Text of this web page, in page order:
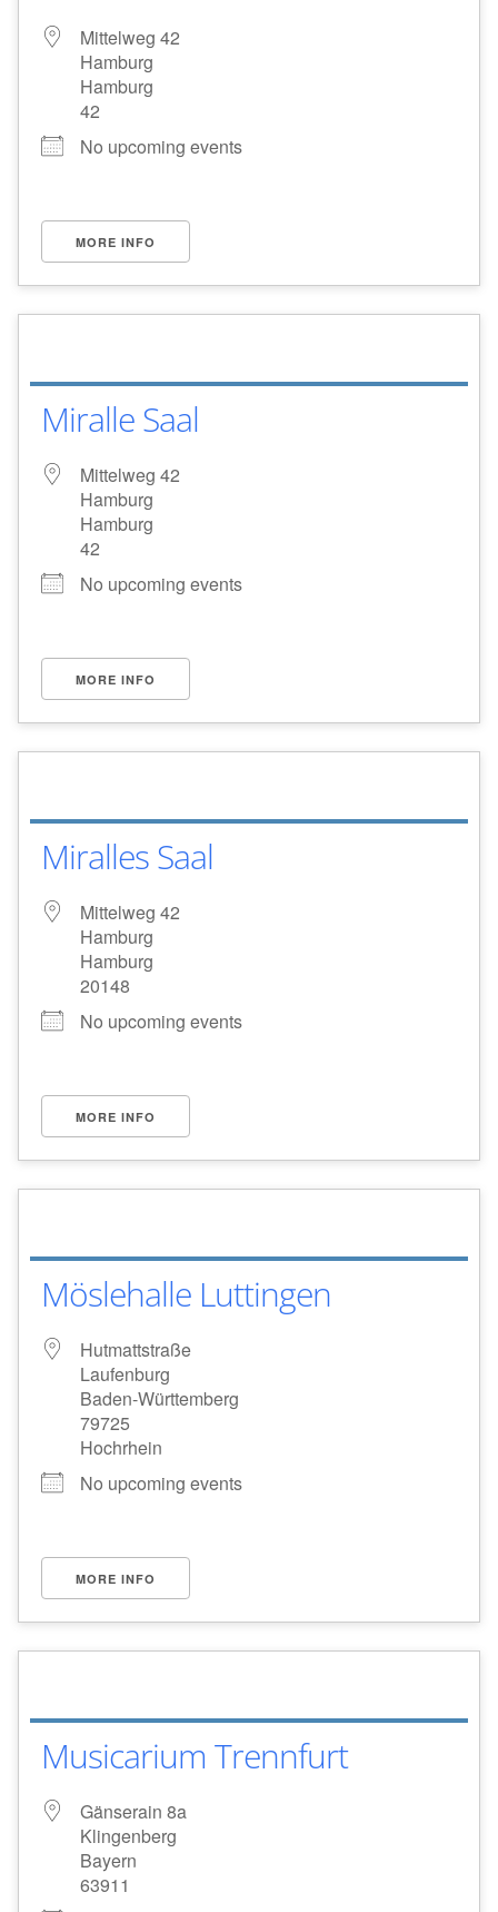
Mittelweg 42
Hamburg
Hamburg
42
No upcoming events
MORE INFO
Miralle Saal
Mittelweg 42
Hamburg
Hamburg
42
No upcoming events
MORE INFO
Miralles Saal
Mittelweg 42
Hamburg
Hamburg
20148
No upcoming events
MORE INFO
Möslehalle Luttingen
Hutmattstraße
Laufenburg
Baden-Württemberg
79725
Hochrhein
No upcoming events
MORE INFO
Musicarium Trennfurt
Gänserain 8a
Klingenberg
Bayern
63911